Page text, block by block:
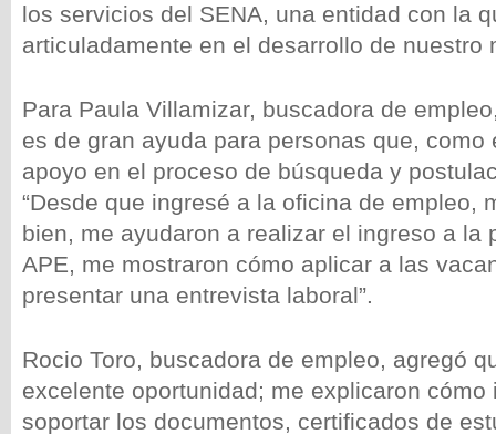
los servicios del SENA, una entidad con la
articuladamente en el desarrollo de nuestro
Para Paula Villamizar, buscadora de
es de gran ayuda para personas que, como
apoyo en el proceso de búsqueda y
“Desde que ingresé a la oficina de empleo,
bien, me ayudaron a realizar el ingreso a la
APE, me mostraron cómo aplicar a las
presentar una entrevista laboral”.
Rocio Toro, buscadora de empleo, agregó
excelente oportunidad; me explicaron cómo
soportar los documentos, certificados de